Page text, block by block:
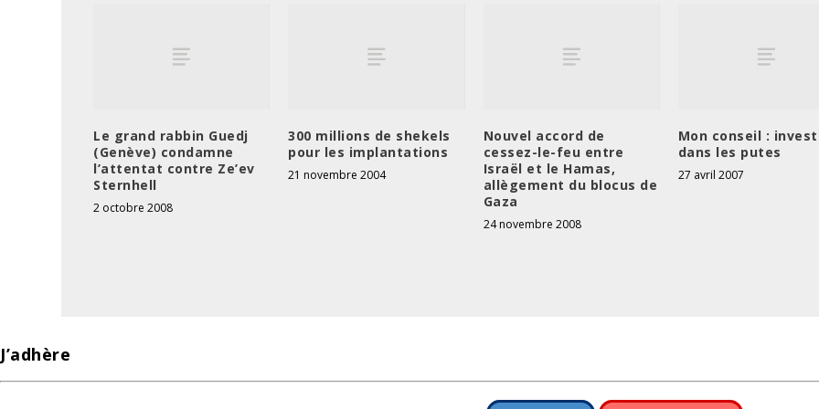
Le grand rabbin Guedj
(Genève) condamne
l’attentat contre Ze’ev
Sternhell
2 octobre 2008
300 millions de shekels
pour les implantations
21 novembre 2004
Nouvel accord de
cessez-le-feu entre
Israël et le Hamas,
allègement du blocus de
Gaza
24 novembre 2008
Mon conseil :
dans les putes
27 avril 2007
J’adhère